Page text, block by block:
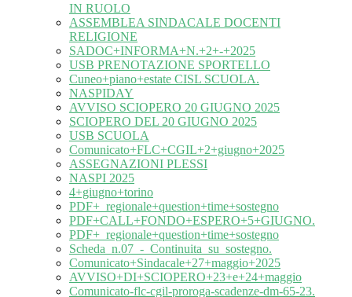
IN RUOLO
ASSEMBLEA SINDACALE DOCENTI
RELIGIONE
SADOC+INFORMA+N.+2+-+2025
USB PRENOTAZIONE SPORTELLO
Cuneo+piano+estate CISL SCUOLA.
NASPIDAY
AVVISO SCIOPERO 20 GIUGNO 2025
SCIOPERO DEL 20 GIUGNO 2025
USB SCUOLA
Comunicato+FLC+CGIL+2+giugno+2025
ASSEGNAZIONI PLESSI
NASPI 2025
4+giugno+torino
PDF+_regionale+question+time+sostegno
PDF+CALL+FONDO+ESPERO+5+GIUGNO.
PDF+_regionale+question+time+sostegno
Scheda_n.07_-_Continuita_su_sostegno.
Comunicato+Sindacale+27+maggio+2025
AVVISO+DI+SCIOPERO+23+e+24+maggio
Comunicato-flc-cgil-proroga-scadenze-dm-65-23.